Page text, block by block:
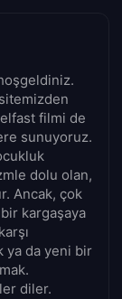
filmi de
sunuyoruz.
dolu olan,
Ancak, çok
kargaşaya
ya da yeni bir
diler.